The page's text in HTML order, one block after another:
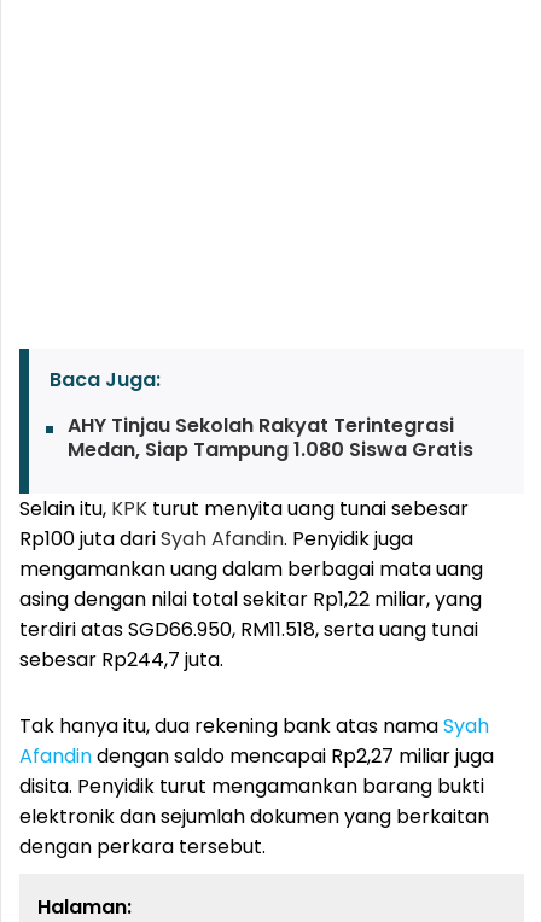
Baca Juga:
AHY Tinjau Sekolah Rakyat Terintegrasi
Medan, Siap Tampung 1.080 Siswa Gratis
Selain itu, KPK turut menyita uang tunai sebesar
Rp100 juta dariSyah Afandin. Penyidik juga
mengamankan uang dalam berbagai mata uang
asing dengan nilai total sekitar Rp1,22 miliar, yang
terdiri atas SGD66.950, RM11.518, serta uang tunai
sebesar Rp244,7 juta.
Tak hanya itu, dua rekening bank atas namaSyah
Afandindengan saldo mencapai Rp2,27 miliar juga
disita. Penyidik turut mengamankan barang bukti
elektronik dan sejumlah dokumen yang berkaitan
dengan perkara tersebut.
Halaman: